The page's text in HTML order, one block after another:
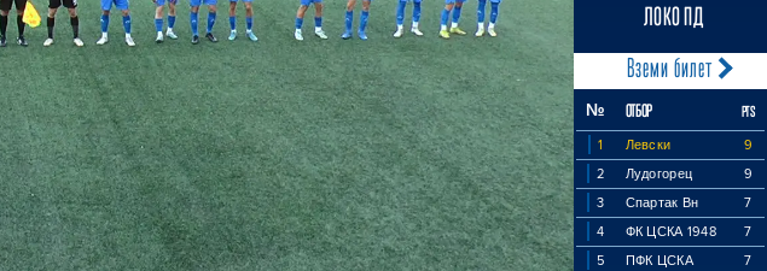
ЛОКО ПД
Вземи билет
№ ОТБОР PTS
1 Левски
9
2
Лудогорец
9
3
Спартак Вн
7
4
ФК ЦСКА 1948
7
5
ПФК ЦСКА
7